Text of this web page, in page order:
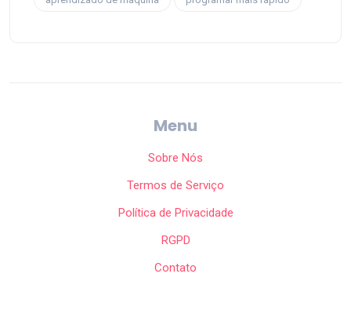
Menu
Sobre Nós
Termos de Serviço
Política de Privacidade
RGPD
Contato